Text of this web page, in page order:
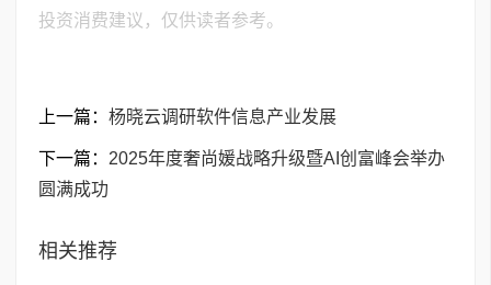
投资消费建议，仅供读者参考。
上一篇： 杨晓云调研软件信息产业发展
下一篇： 2025年度奢尚媛战略升级暨AI创富峰会举办
圆满成功
相关推荐